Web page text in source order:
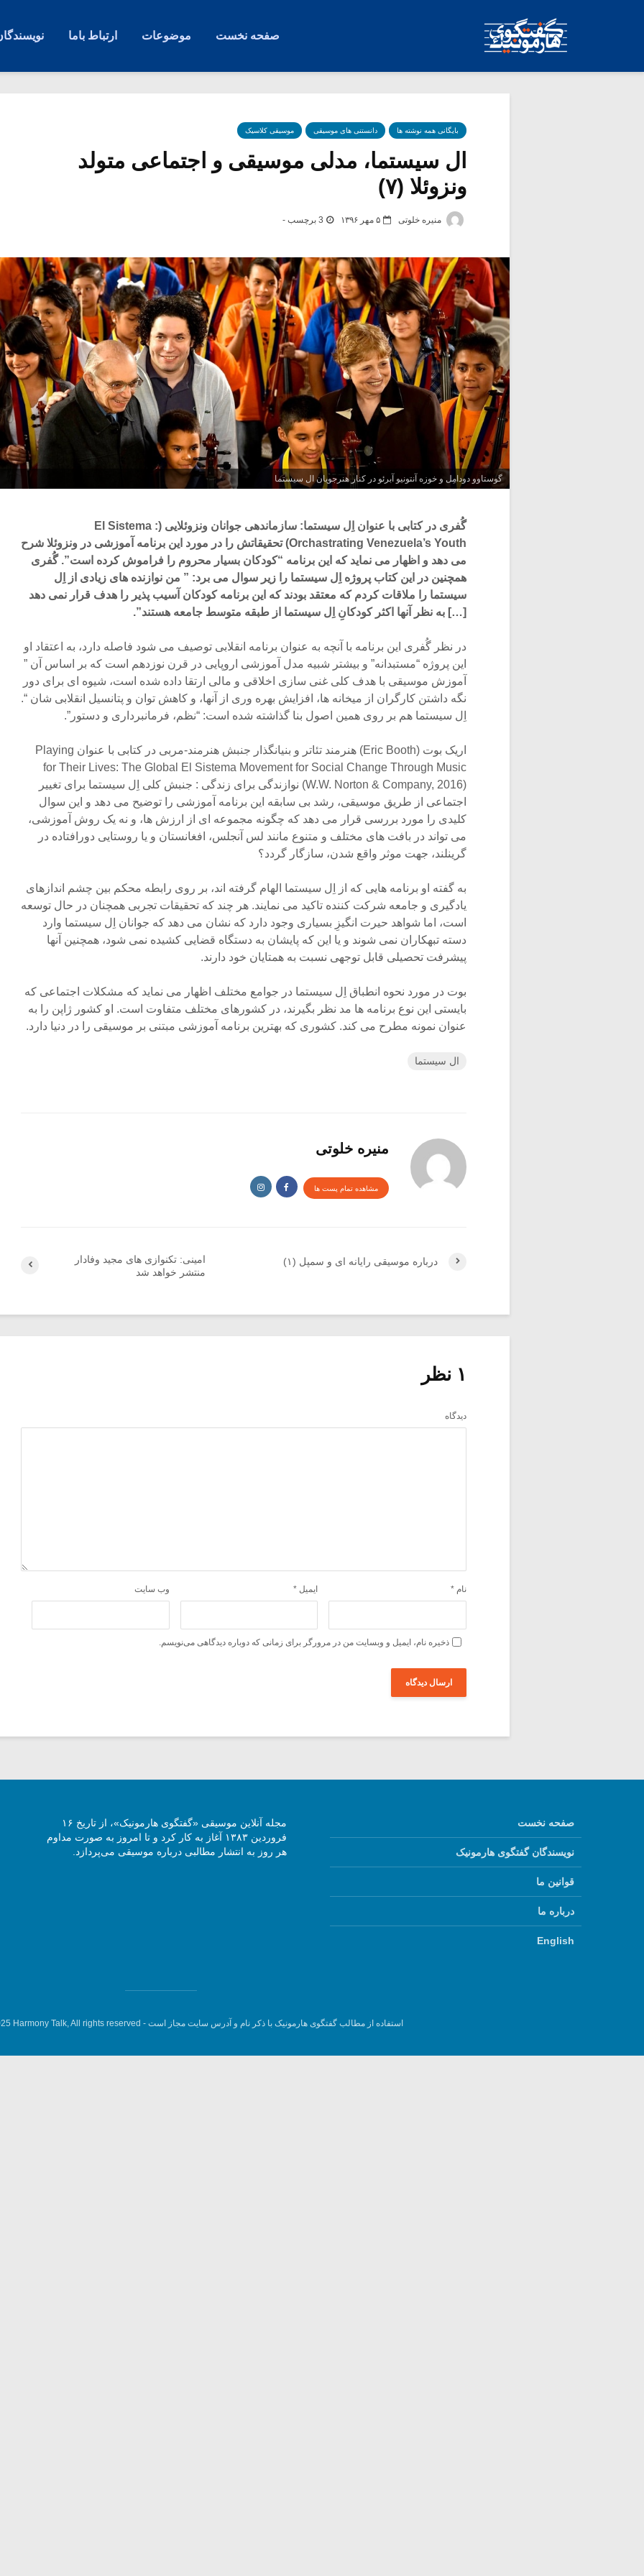
صفحه نخست موضوعات ارتباط باما
بایگانی همه نوشته ها دانستنی های موسیقی موسیقی کلاسیک
ال سیستما، مدلی موسیقی و اجتماعی متولد
ونزوئلا (۷)
منیره خلوتی ۵ مهر ۱۳۹۶ 3 برچسب -
گوستاوو دودامِل و خوزه آنتونیو آبرئو در کنار هنرجویان ال سیستما
گُفری در کتابی با عنوان اِل سیستما: سازماندهی جوانان ونزوئلایی (El Sistema :
Orchastrating Venezuela’s Youth) تحقیقاتش را در مورد این برنامه آموزشی در ونزوئلا شرح
می دهد و اظهار می نماید که این برنامه “کودکان بسیار محروم را فراموش کرده است”. گُفری
همچنین در این کتاب پروژه اِل سیستما را زیر سوال می برد: ” من نوازنده های زیادی از اِل
سیستما را ملاقات کردم که معتقد بودند که این برنامه کودکان آسیب پذیر را هدف قرار نمی دهد
[…] به نظر آنها اکثر کودکانِ اِل سیستما از طبقه متوسط جامعه هستند”.
در نظر گُفری این برنامه با آنچه به عنوان برنامه انقلابی توصیف می شود فاصله دارد، به اعتقاد او
این پروژه “مستبدانه” و بیشتر شبیه مدل آموزشی اروپایی در قرن نوزدهم است که بر اساس آن ”
آموزش موسیقی با هدف کلی غنی سازی اخلاقی و مالی ارتقا داده شده است، شیوه ای برای دور
نگه داشتن کارگران از میخانه ها، افزایش بهره وری از آنها، و کاهش توان و پتانسیل انقلابی شان “.
اِل سیستما هم بر روی همین اصول بنا گذاشته شده است: “نظم، فرمانبرداری و دستور”.
اریک بوت (Eric Booth) هنرمند تئاتر و بنیانگذار جنبش هنرمند-مربی در کتابی با عنوان Playing
for Their Lives: The Global El Sistema Movement for Social Change Through Music
(W.W. Norton & Company, 2016) نوازندگی برای زندگی : جنبش کلی اِل سیستما برای تغییر
اجتماعی از طریق موسیقی، رشد بی سابقه این برنامه آموزشی را توضیح می دهد و این سوال
کلیدی را مورد بررسی قرار می دهد که چگونه مجموعه ای از ارزش ها، و نه یک روش آموزشی،
می تواند در بافت های مختلف و متنوع مانند لس آنجلس، افغانستان و یا روستایی دورافتاده در
گرینلند، جهت موثر واقع شدن، سازگار گردد؟
به گفته او برنامه هایی که از اِل سیستما الهام گرفته اند، بر روی رابطه محکم بین چشم اندازهای
یادگیری و جامعه شرکت کننده تاکید می نمایند. هر چند که تحقیقات تجربی همچنان در حال توسعه
است، اما شواهد حیرت انگیزِ بسیاری وجود دارد که نشان می دهد که جوانان اِل سیستما وارد
دسته تبهکاران نمی شوند و یا این که پایشان به دستگاه قضایی کشیده نمی شود، همچنین آنها
پیشرفت تحصیلی قابل توجهی نسبت به همتایان خود دارند.
بوت در مورد نحوه انطباق اِل سیستما در جوامع مختلف اظهار می نماید که مشکلات اجتماعی که
بایستی این نوع برنامه ها مد نظر بگیرند، در کشورهای مختلف متفاوت است. او کشور ژاپن را به
عنوان نمونه مطرح می کند. کشوری که بهترین برنامه آموزشی مبتنی بر موسیقی را در دنیا دارد.
ال سیستما
منیره خلوتی
مشاهده تمام پست ها
امینی: تکنوازی های مجید وفادار
منتشر خواهد شد
درباره موسیقی رایانه ای و سمپل (۱)
۱ نظر
دیدگاه
نام * ایمیل * وب‌ سایت
ذخیره نام، ایمیل و وبسایت من در مرورگر برای زمانی که دوباره دیدگاهی می‌نویسم.
صفحه نخست
نویسندگان گفتگوی هارمونیک
قوانین ما
درباره ما
English
مجله آنلاین موسیقی «گفتگوی هارمونیک»، از تاریخ ۱۶
فروردین ۱۳۸۳ آغاز به کار کرد و تا امروز به صورت مداوم
هر روز به انتشار مطالبی درباره موسیقی می‌پردازد.
استفاده از مطالب گفتگوی هارمونیک با ذکر نام و آدرس سایت مجاز است - Harmony Talk, All rights reserved.